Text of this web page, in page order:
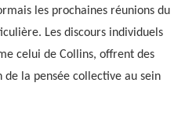
les prochaines réunions du
Les discours individuels
celui de Collins, offrent des
de la pensée collective au sein